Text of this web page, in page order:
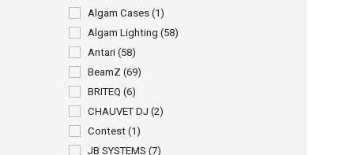
Algam Cases (1)
Algam Lighting (58)
Antari (58)
BeamZ (69)
BRITEQ (6)
CHAUVET DJ (2)
Contest (1)
JB SYSTEMS (7)